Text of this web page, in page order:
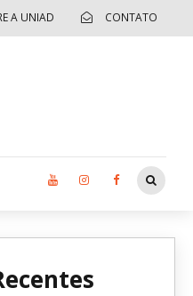
A UNIAD CONTATO